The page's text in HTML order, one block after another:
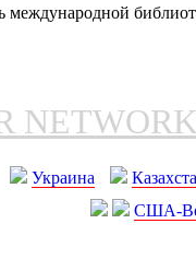
международной
Украина
США-